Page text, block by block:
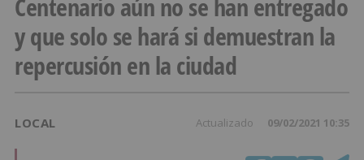
Centenario aún no se han entregado
y que solo se hará si demuestran la
repercusión en la ciudad
LOCAL Actualizado 09/02/2021 10:35